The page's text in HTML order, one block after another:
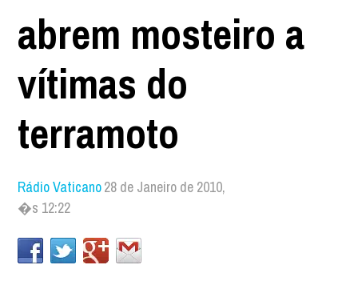
abrem mosteiro a
vítimas do
terramoto
Rádio Vaticano28 de Janeiro de 2010,
�s 12:22